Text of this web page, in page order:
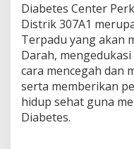
Diabetes Center
Distrik 307A1
Terpadu yang akan
Darah,
cara mencegah dan
serta memberikan
hidup sehat guna
Diabetes.